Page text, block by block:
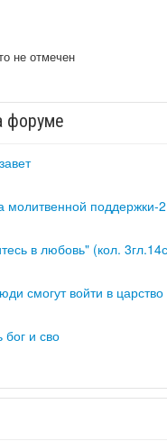
не отмечен
форуме
молитвенной поддержки-2
в любовь" (кол.
смогут войти в
бог и сво